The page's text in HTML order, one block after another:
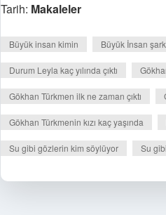
Tarih: Makaleler
Büyük insan kimin Büyük İnsan
Durum Leyla kaç yılında çıktı
Gökhan Türkmen ilk ne zaman çıktı
Gökhan Türkmenin kızı kaç yaşında
Su gibi gözlerin kim söylüyor Su